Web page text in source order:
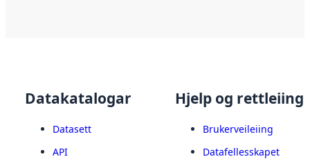
Datakatalogar
Datasett
API
Hjelp og rettleiing
Brukerveileiing
Datafellesskapet